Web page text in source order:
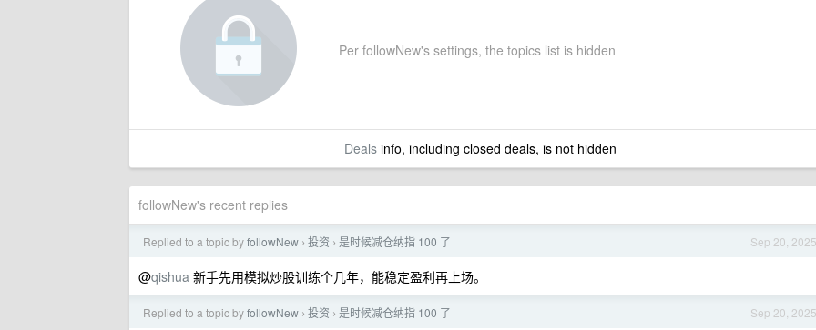
Per followNew's settings, the topics list is hidden
Dealsinfo, including closed deals, is not hidden
followNew's recent replies
Sep 20, 2025
Replied to a topic byfollowNew › 投资 › 是时候减仓纳指 100 了
@qishua 新手先用模拟炒股训练个几年，能稳定盈利再上场。
Sep 20, 2025
Replied to a topic byfollowNew › 投资 › 是时候减仓纳指 100 了